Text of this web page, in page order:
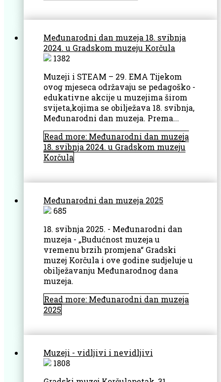
Međunarodni dan muzeja 18. svibnja
2024. u Gradskom muzeju Korčula
1382
Muzeji i STEAM – 29. EMA Tijekom
ovog mjeseca održavaju se pedagoško -
edukativne akcije u muzejima širom
svijeta,kojima se obilježava 18. svibnja,
Međunarodni dan muzeja. Prema...
Read more: Međunarodni dan muzeja
18. svibnja 2024. u Gradskom muzeju
Korčula
Međunarodni dan muzeja 2025
685
18. svibnja 2025. - Međunarodni dan
muzeja - „Budućnost muzeja u
vremenu brzih promjena“ Gradski
muzej Korčula i ove godine sudjeluje u
obilježavanju Međunarodnog dana
muzeja.
Read more: Međunarodni dan muzeja
2025
Muzeji - vidljivi i nevidljivi
1808